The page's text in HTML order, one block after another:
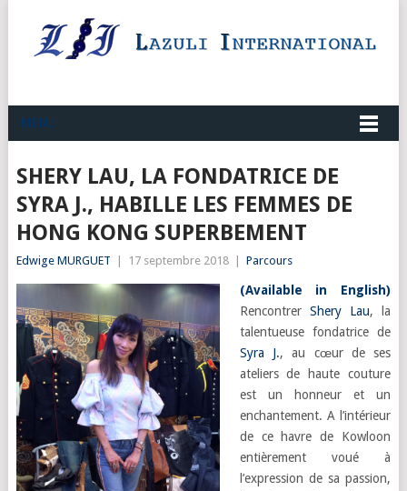
MENU
SHERY LAU, LA FONDATRICE DE
SYRA J., HABILLE LES FEMMES DE
HONG KONG SUPERBEMENT
Edwige MURGUET 17 septembre 2018 Parcours
(Available in English)
Rencontrer Shery Lau, la
talentueuse fondatrice de
Syra J., au cœur de ses
ateliers de haute couture
est un honneur et un
enchantement. A l’intérieur
de ce havre de Kowloon
entièrement voué à
l’expression de sa passion,